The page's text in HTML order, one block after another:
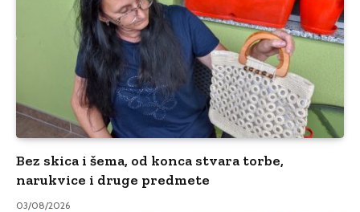
Bez skica i šema, od konca stvara torbe,
narukvice i druge predmete
03/08/2026